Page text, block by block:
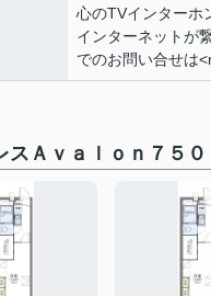
心のTVインターホ
インターネットが
でのお問い合せは
スＡｖａｌｏｎ７５